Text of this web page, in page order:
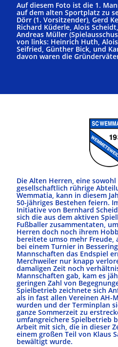
Auf diesem Foto ist die 1.
auf dem alten Sportplatz zu
Dörr (1. Vorsitzender), Gerd
Richard Küderle, Alois
Andreas Müller
von links: Heinrich Huth,
Seifried, Günther Bick, und
davon waren die
Die Alten Herren, eine
gesellschaftlich rührige
Wemmatia, kann in diesem
50-jähriges Bestehen feiern.
Initiative von Bernhard
sich die aus dem aktiven
Fußballer zusammentaten,
Herren doch noch ihrem
bereitete umso mehr Freude,
bei einem Turnier in
Mannschaften das Endspiel
Merchweiler nur knapp
damaligen Zeit noch
Mannschaften gab, kam es
geringen Zahl von
Spielbetrieb zeichnete sich
als in fast allen Vereinen AH-
wurden und der Terminplan
ganze Sommerzeit zu
umfangreichere Spielbetrieb
Arbeit mit sich, die in dieser
einem großen Teil von Klaus
bewältigt wurde.